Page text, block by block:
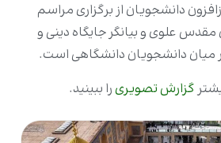
دانشجویان از برگزاری مراسم
علوی و بیانگر جایگاه دینی و
میان دانشجویان دانشگاهی است.
گزارش تصویری را ببینید.